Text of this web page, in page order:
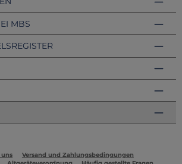
MBS
uns
Versand und Zahlungsbedingungen